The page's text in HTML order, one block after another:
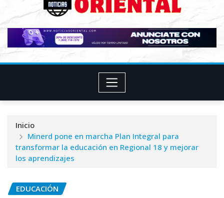
Inicio
Minerd pone en marcha Plan Integral para
transformar la educación en Regional 18 y mejorar
los aprendizajes
EDUCACIÓN